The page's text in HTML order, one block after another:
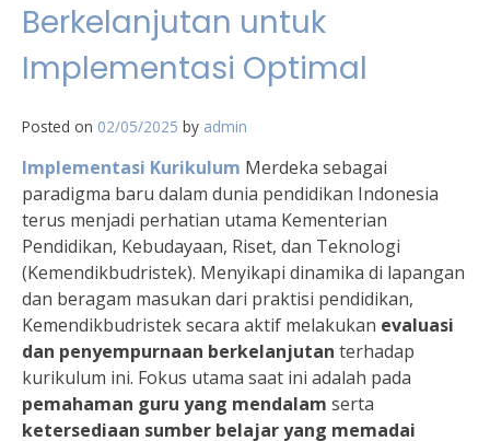
Berkelanjutan untuk
Implementasi Optimal
Posted on 02/05/2025 by admin
Implementasi Kurikulum Merdeka sebagai
paradigma baru dalam dunia pendidikan Indonesia
terus menjadi perhatian utama Kementerian
Pendidikan, Kebudayaan, Riset, dan Teknologi
(Kemendikbudristek). Menyikapi dinamika di lapangan
dan beragam masukan dari praktisi pendidikan,
Kemendikbudristek secara aktif melakukan evaluasi
dan penyempurnaan berkelanjutan terhadap
kurikulum ini. Fokus utama saat ini adalah pada
pemahaman guru yang mendalam serta
ketersediaan sumber belajar yang memadai